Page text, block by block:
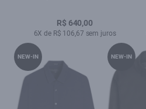
R$ 640,00
6X de R$ 106,67 sem juros
NEW-IN NEW-IN